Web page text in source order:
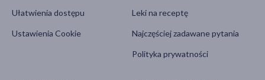
Ułatwienia dostępu
Ustawienia Cookie
Leki na receptę
Najczęściej zadawane pytania
Polityka prywatności